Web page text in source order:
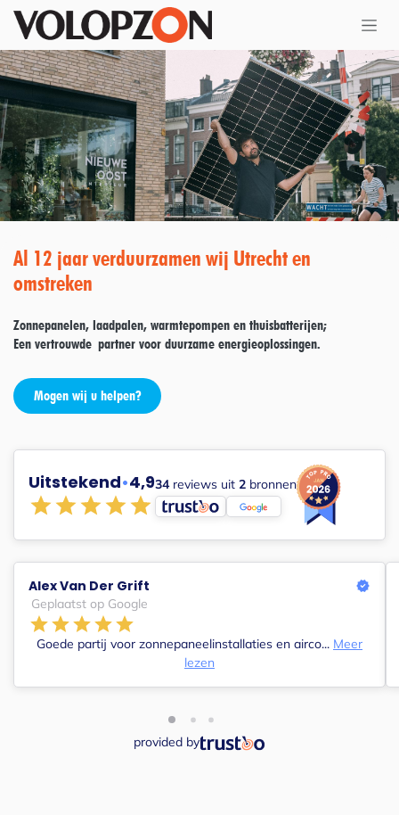
Overslaan naar inhoud
Al 12 jaar verduurzamen wij Utrecht en
omstreken
Zonnepanelen, laadpalen, warmtepompen en thuisbatterijen;
Een vertrouwde partner voor duurzame energieoplossingen.
Mogen wij u helpen?
Uitstekend•4,934reviews uit 2 bronnen
Alex Van Der Grift
Geplaatst op Google
Goede partij voor zonnepaneelinstallaties en airco... Meer
lezen
provided by